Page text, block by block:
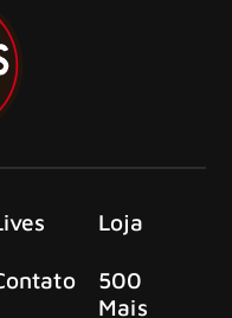
Loja
500
Mais